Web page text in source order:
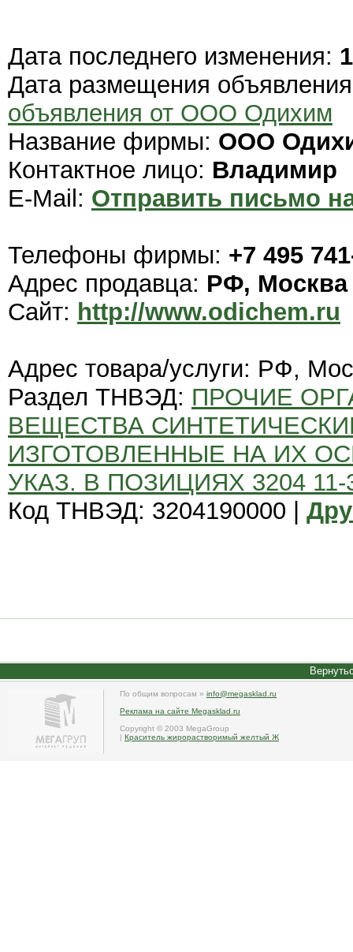
Дата последнего изменения:
Дата размещения
объявления от ООО Одихим
Название фирмы: ООО
Контактное лицо: Владимир
E-Mail: Отправить письмо
Телефоны фирмы: +7 495
Адрес продавца: РФ, Москва
Сайт: http://www.odichem.ru
Адрес товара/услуги: РФ,
Раздел ТНВЭД: ПРОЧИЕ
ВЕЩЕСТВА
ИЗГОТОВЛЕННЫЕ НА ИХ
УКАЗ. В ПОЗИЦИЯХ 3204 11-
Код ТНВЭД: 3204190000 |
По общим вопросам » info@megasklad.ru
Реклама на сайте Megasklad.ru
Copyright © 2003 MegaGroup
| Краситель жирорастворимый желтый Ж